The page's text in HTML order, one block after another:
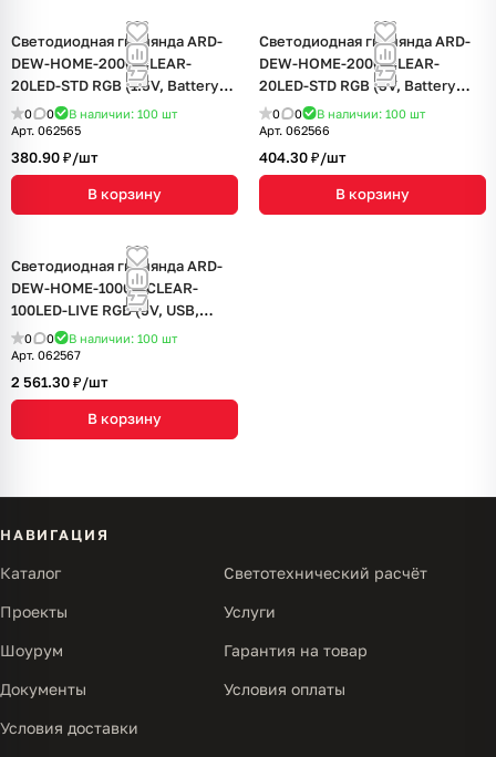
Светодиодная гирлянда ARD-
DEW-HOME-2000-CLEAR-
20LED-STD RGB (1.5V, Battery
Pack, Cork) (Ardecoled, IP20)
0 0 В наличии: 100 шт
Арт. 062565
380.90 ₽/шт
В корзину
Светодиодная гирлянда ARD-
DEW-HOME-2000-CLEAR-
20LED-STD RGB (3V, Battery
Pack) (Ardecoled, IP20)
0 0 В наличии: 100 шт
Арт. 062566
404.30 ₽/шт
В корзину
Светодиодная гирлянда ARD-
DEW-HOME-10000-CLEAR-
100LED-LIVE RGB (5V, USB,
ПДУ) (Ardecoled, IP20)
0 0 В наличии: 100 шт
Арт. 062567
2 561.30 ₽/шт
В корзину
НАВИГАЦИЯ
Каталог Светотехнический расчёт
Проекты Услуги
Шоурум Гарантия на товар
Документы Условия оплаты
Условия доставки